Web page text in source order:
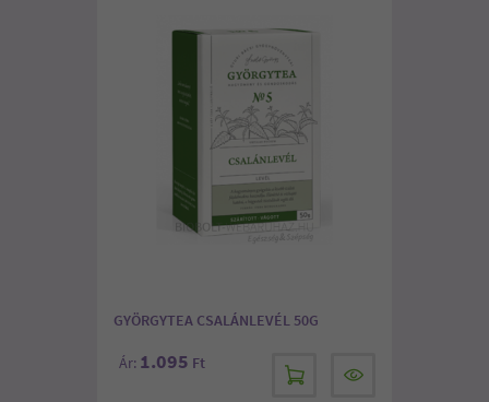
GYÖRGYTEA CSALÁNLEVÉL 50G
Ár: 1.095 Ft